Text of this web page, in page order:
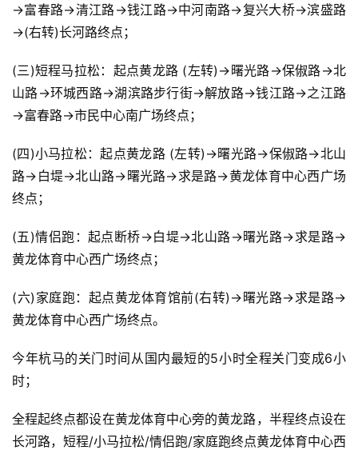
→富春路→清江路→钱江路→中河南路→复兴大桥→滨盛路
→(右转)长河路终点；
(三)短程马拉松：起点黄龙路 (左转)→曙光路→保俶路→北
山路→环城西路→湖滨路步行街→解放路→钱江路→之江路
→富春路→市民中心南广场终点；
(四)小马拉松：起点黄龙路 (左转)→曙光路→保俶路→北山
路→白堤→北山路→曙光路→求是路→黄龙体育中心西广场
终点；
(五)情侣跑：起点断桥→白堤→北山路→曙光路→求是路→
黄龙体育中心西广场终点；
(六)家庭跑：起点黄龙体育馆前(右转)→曙光路→求是路→
黄龙体育中心西广场终点。
今年杭马的关门时间从国内最短的5小时全程关门变成6小
时；
全程起终点都设在黄龙体育中心旁的黄龙路，半程终点设在
长河路，短程/小马拉松/情侣跑/家庭跑终点黄龙体育中心西